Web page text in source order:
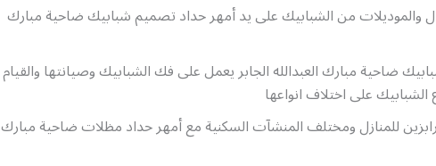
والموديلات من الشبابيك على يد أمهر حداد تصميم شبابيك ضاحية مبارك
ضاحية مبارك العبدالله الجابر يعمل على فك الشبابيك وصيانتها والقيام
على اختلاف انواعها
للمنازل ومختلف المنشآت السكنية مع أمهر حداد مظلات ضاحية مبارك